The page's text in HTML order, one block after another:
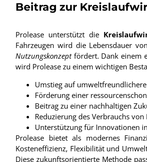
Beitrag zur
Prolease unterstützt die
Fahrzeugen wird die Lebensdauer
Nutzungskonzeptfördert. Dank einem
wird Prolease zu einem wichtigen
Umstieg auf
Förderung einer
Beitrag zu einer nachhaltigen
Reduzierung des Verbrauchs von
Unterstützung für Innovationen
Prolease bietet als modernes
Kosteneffizienz, Flexibilität und
Diese zukunftsorientierte Methode